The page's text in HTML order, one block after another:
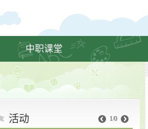
中职课堂
活动 1/0